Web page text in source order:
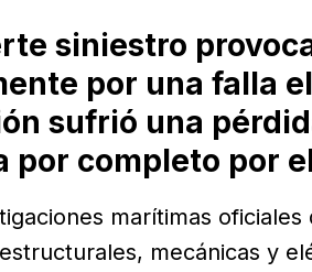
siniestro
por una falla
sufrió una
por completo por
marítimas oficiales
mecánicas y